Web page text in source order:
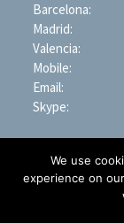
Barcelona:
Madrid:
Valencia:
Mobile:
Email:
Skype:
We use
experience on